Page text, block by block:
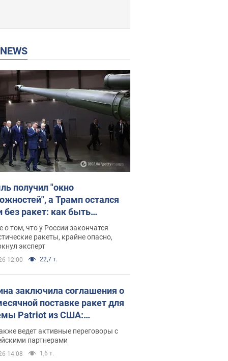
NEWS
получил "окно
а Трамп остался
без ракет: как быть
Интервью с Мельником
о том, что у России закончатся
ракеты, крайне опасно,
эксперт
12:00 22,7 т.
заключила соглашения о
поставке ракет для
Patriot из США:
раскрыл подробности
ведет активные переговоры с
партнерами
14:08 1,6 т.